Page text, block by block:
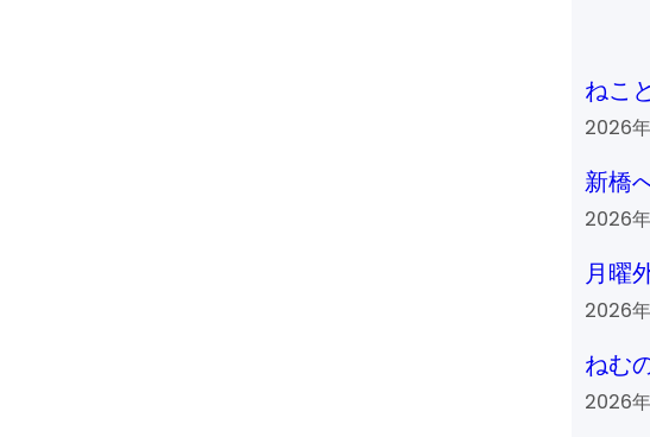
ねこ
2026
新橋
2026
月曜
2026
ねむ
2026